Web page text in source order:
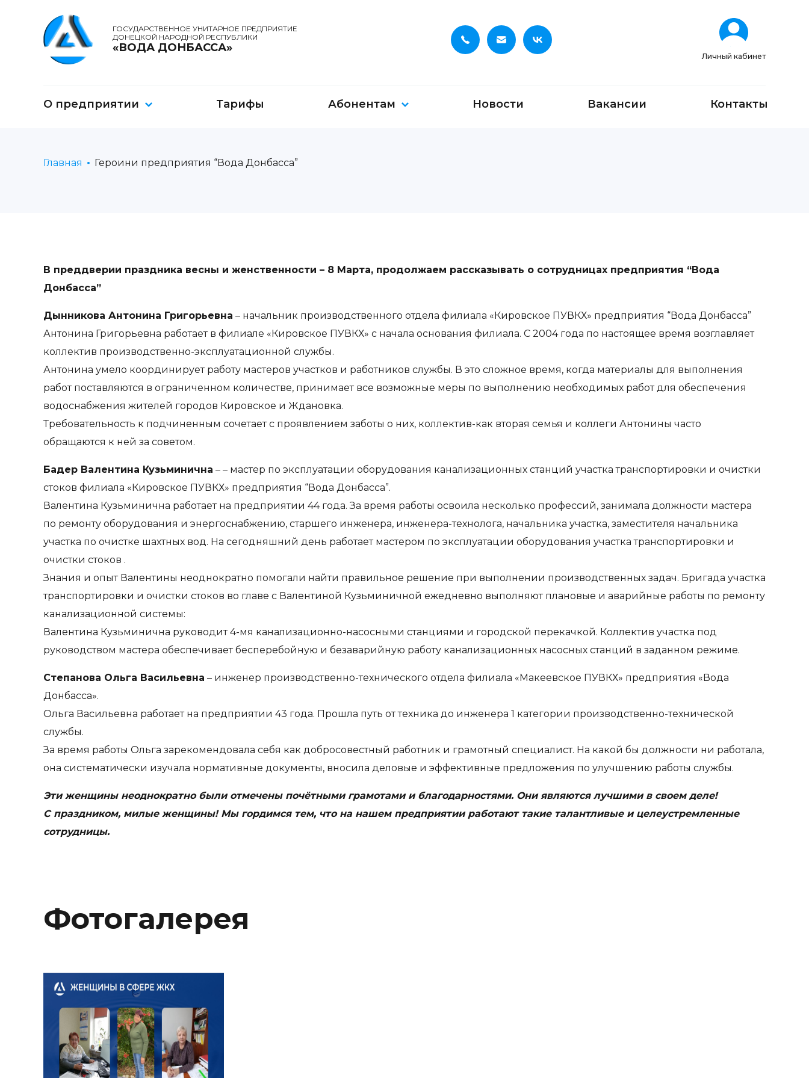
ГОСУДАРСТВЕННОЕ УНИТАРНОЕ ПРЕДПРИЯТИЕ
ДОНЕЦКОЙ НАРОДНОЙ РЕСПУБЛИКИ
«ВОДА ДОНБАССА»
Личный кабинет
О предприятии Тарифы Абонентам Новости Вакансии Контакты
Главная Героини предприятия “Вода Донбасса”
В преддверии праздника весны и женственности – 8 Марта, продолжаем рассказывать о сотрудницах предприятия “Вода
Донбасса”
Дынникова Антонина Григорьевна – начальник производственного отдела филиала «Кировское ПУВКХ» предприятия “Вода Донбасса”
Антонина Григорьевна работает в филиале «Кировское ПУВКХ» с начала основания филиала. С 2004 года по настоящее время возглавляет
коллектив производственно-эксплуатационной службы.
Антонина умело координирует работу мастеров участков и работников службы. В это сложное время, когда материалы для выполнения
работ поставляются в ограниченном количестве, принимает все возможные меры по выполнению необходимых работ для обеспечения
водоснабжения жителей городов Кировское и Ждановка.
Требовательность к подчиненным сочетает с проявлением заботы о них, коллектив-как вторая семья и коллеги Антонины часто
обращаются к ней за советом.
Бадер Валентина Кузьминична – – мастер по эксплуатации оборудования канализационных станций участка транспортировки и очистки
стоков филиала «Кировское ПУВКХ» предприятия “Вода Донбасса”.
Валентина Кузьминична работает на предприятии 44 года. За время работы освоила несколько профессий, занимала должности мастера
по ремонту оборудования и энергоснабжению, старшего инженера, инженера-технолога, начальника участка, заместителя начальника
участка по очистке шахтных вод. На сегодняшний день работает мастером по эксплуатации оборудования участка транспортировки и
очистки стоков .
Знания и опыт Валентины неоднократно помогали найти правильное решение при выполнении производственных задач. Бригада участка
транспортировки и очистки стоков во главе с Валентиной Кузьминичной ежедневно выполняют плановые и аварийные работы по ремонту
канализационной системы:
Валентина Кузьминична руководит 4-мя канализационно-насосными станциями и городской перекачкой. Коллектив участка под
руководством мастера обеспечивает бесперебойную и безаварийную работу канализационных насосных станций в заданном режиме.
Степанова Ольга Васильевна – инженер производственно-технического отдела филиала «Макеевское ПУВКХ» предприятия «Вода
Донбасса».
Ольга Васильевна работает на предприятии 43 года. Прошла путь от техника до инженера 1 категории производственно-технической
службы.
За время работы Ольга зарекомендовала себя как добросовестный работник и грамотный специалист. На какой бы должности ни работала,
она систематически изучала нормативные документы, вносила деловые и эффективные предложения по улучшению работы службы.
Эти женщины неоднократно были отмечены почётными грамотами и благодарностями. Они являются лучшими в своем деле!
С праздником, милые женщины! Мы гордимся тем, что на нашем предприятии работают такие талантливые и целеустремленные
сотрудницы.
Фотогалерея